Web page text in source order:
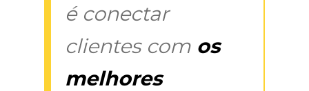
é conectar
clientes com os
melhores